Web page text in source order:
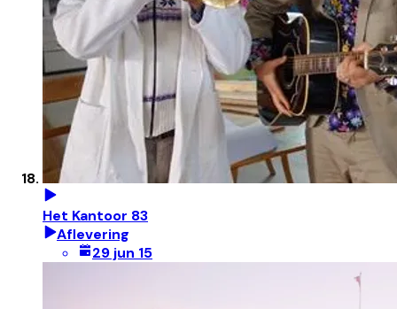
Het Kantoor 83
Aflevering
29 jun 15